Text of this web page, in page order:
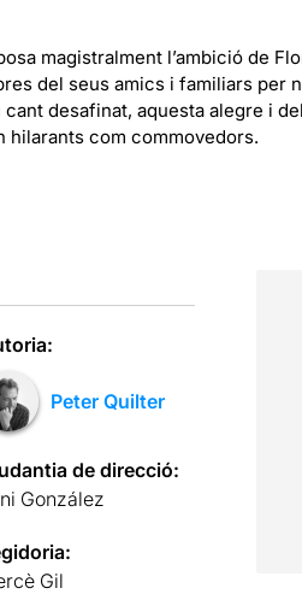
magistralment l’ambició de
del seus amics i familiars per
desafinat, aquesta alegre i
hilarants com commovedors.
Peter Quilter
de direcció:
González
Gil